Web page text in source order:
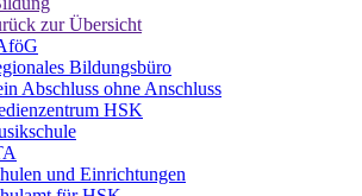
zur Übersicht
Bildungsbüro
Abschluss ohne Anschluss
HSK
und Einrichtungen